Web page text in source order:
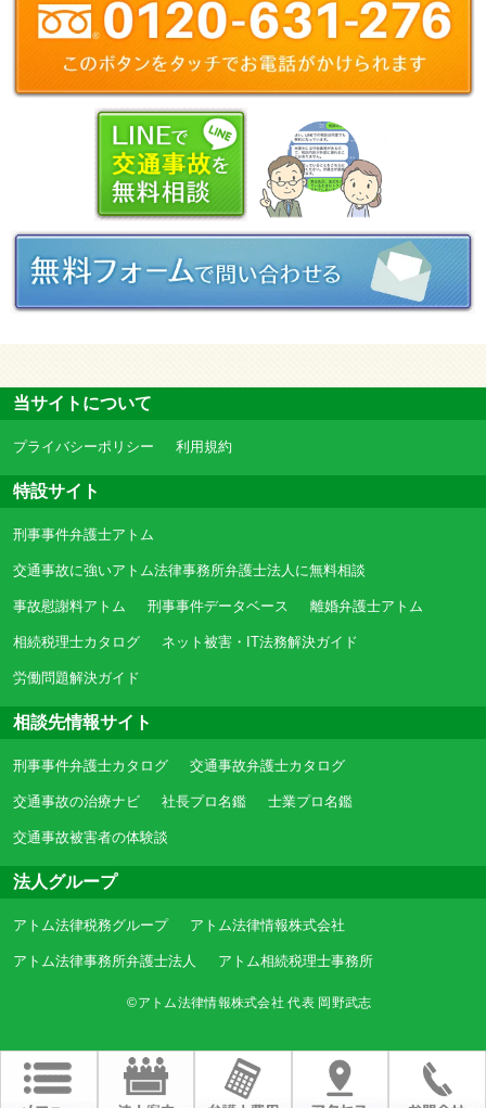
当サイトについて
プライバシーポリシー 利用規約
特設サイト
刑事事件弁護士アトム
交通事故に強いアトム法律事務所弁護士法人に無料相談
事故慰謝料アトム 刑事事件データベース 離婚弁護士アトム
相続税理士カタログ ネット被害・IT法務解決ガイド
労働問題解決ガイド
相談先情報サイト
刑事事件弁護士カタログ 交通事故弁護士カタログ
交通事故の治療ナビ 社長プロ名鑑 士業プロ名鑑
交通事故被害者の体験談
法人グループ
アトム法律税務グループ アトム法律情報株式会社
アトム法律事務所弁護士法人 アトム相続税理士事務所
©アトム法律情報株式会社 代表 岡野武志